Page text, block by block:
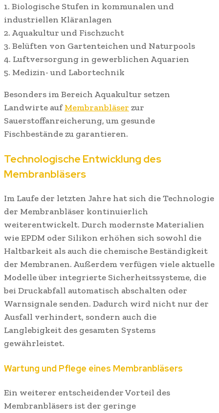
1. Biologische Stufen in kommunalen und
industriellen Kläranlagen
2. Aquakultur und Fischzucht
3. Belüften von Gartenteichen und Naturpools
4. Luftversorgung in gewerblichen Aquarien
5. Medizin- und Labortechnik
Besonders im Bereich Aquakultur setzen
Landwirte aufMembranbläser zur
Sauerstoffanreicherung, um gesunde
Fischbestände zu garantieren.
Technologische Entwicklung des
Membranbläsers
Im Laufe der letzten Jahre hat sich die Technologie
der Membranbläser kontinuierlich
weiterentwickelt. Durch modernste Materialien
wie EPDM oder Silikon erhöhen sich sowohl die
Haltbarkeit als auch die chemische Beständigkeit
der Membranen. Außerdem verfügen viele aktuelle
Modelle über integrierte Sicherheitssysteme, die
bei Druckabfall automatisch abschalten oder
Warnsignale senden. Dadurch wird nicht nur der
Ausfall verhindert, sondern auch die
Langlebigkeit des gesamten Systems
gewährleistet.
Wartung und Pflege eines Membranbläsers
Ein weiterer entscheidender Vorteil des
Membranbläsers ist der geringe